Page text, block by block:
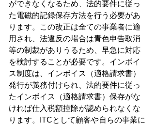
ができなくなるため、法的要件に従っ
た電磁的記録保存方法を行う必要があ
ります。この改正は全ての事業者に適
用され、法違反の場合は青色申告取消
等の制裁がありうるため、早急に対応
を検討することが必要です。インボイ
ス制度は、インボイス（適格請求書）
発行が義務付けられ、法的要件に従っ
たインボイス（適格請求書）保存がな
ければ仕入税額控除が認められなくな
ります。ITCとして顧客や自らの事業に